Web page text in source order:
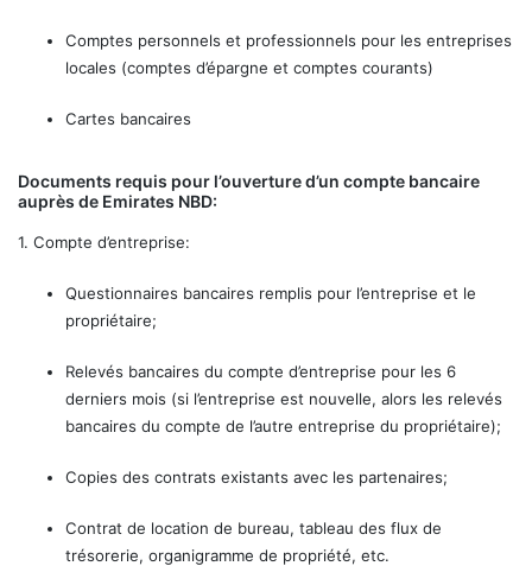
Comptes personnels et professionnels pour les entreprises
locales (comptes d’épargne et comptes courants)
Cartes bancaires
Documents requis pour l’ouverture d’un compte bancaire
auprès de Emirates NBD:
1. Compte d’entreprise:
Questionnaires bancaires remplis pour l’entreprise et le
propriétaire;
Relevés bancaires du compte d’entreprise pour les 6
derniers mois (si l’entreprise est nouvelle, alors les relevés
bancaires du compte de l’autre entreprise du propriétaire);
Copies des contrats existants avec les partenaires;
Contrat de location de bureau, tableau des flux de
trésorerie, organigramme de propriété, etc.